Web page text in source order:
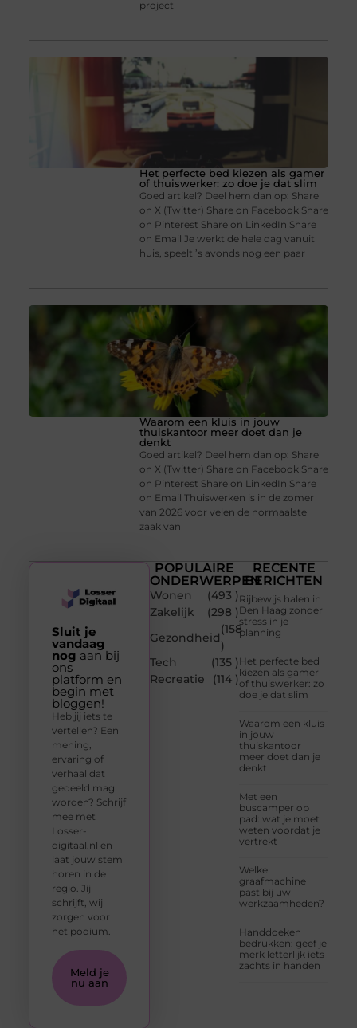
project
Het perfecte bed kiezen als gamer
of thuiswerker: zo doe je dat slim
Goed artikel? Deel hem dan op: Share
on X (Twitter) Share on Facebook Share
on Pinterest Share on LinkedIn Share
on Email Je werkt de hele dag vanuit
huis, speelt ’s avonds nog een paar
Waarom een kluis in jouw
thuiskantoor meer doet dan je
denkt
Goed artikel? Deel hem dan op: Share
on X (Twitter) Share on Facebook Share
on Pinterest Share on LinkedIn Share
on Email Thuiswerken is in de zomer
van 2026 voor velen de normaalste
zaak van
POPULAIRE
ONDERWERPEN
Wonen
(493 )
Zakelijk
(298 )
Gezondheid
(158
)
Tech
(135 )
Recreatie
(114 )
RECENTE
BERICHTEN
Rijbewijs halen in
Den Haag zonder
stress in je
planning
Het perfecte bed
kiezen als gamer
of thuiswerker: zo
doe je dat slim
Waarom een kluis
in jouw
thuiskantoor
meer doet dan je
denkt
Met een
buscamper op
pad: wat je moet
weten voordat je
vertrekt
Welke
graafmachine
past bij uw
werkzaamheden?
Handdoeken
bedrukken: geef je
merk letterlijk iets
zachts in handen
Sluit je
vandaag
nog aan bij
ons
platform en
begin met
bloggen!
Heb jij iets te
vertellen? Een
mening,
ervaring of
verhaal dat
gedeeld mag
worden? Schrijf
mee met
Losser-
digitaal.nl en
laat jouw stem
horen in de
regio. Jij
schrijft, wij
zorgen voor
het podium.
Meld je
nu aan